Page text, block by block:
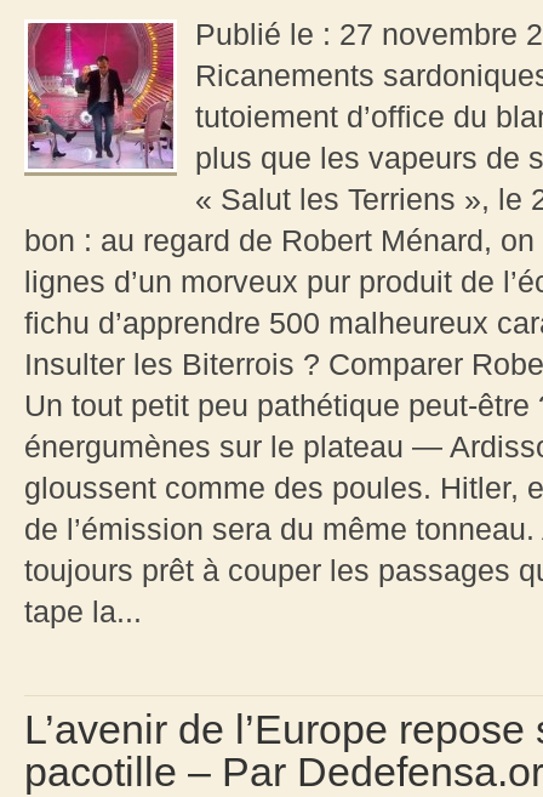
Publié le : 27 novembre
Ricanements
tutoiement d’office du
plus que les vapeurs de
« Salut les Terriens », le
bon : au regard de Robert Ménard,
lignes d’un morveux pur produit de
fichu d’apprendre 500 malheureux
Insulter les Biterrois ? Comparer
Un tout petit peu pathétique peut-
énergumènes sur le plateau —
gloussent comme des poules.
de l’émission sera du même
toujours prêt à couper les passages
tape la...
L’avenir de l’Europe
pacotille – Par